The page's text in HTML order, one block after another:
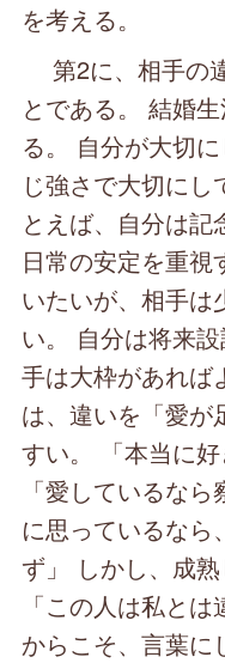
を考える。
第2に、相手の
とである。 結婚
る。 自分が大切
じ強さで大切に
とえば、自分は
日常の安定を重
いたいが、相手は
い。 自分は将来
手は大枠があれば
は、違いを「愛が
すい。 「本当に好
「愛しているな
に思っているなら
ず」 しかし、成熟
「この人は私と
からこそ、言葉に